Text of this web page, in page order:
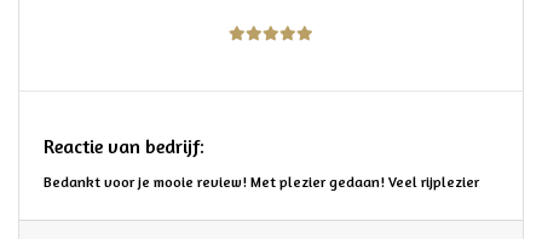
Reactie van bedrijf:
Bedankt voor je mooie review! Met plezier gedaan! Veel rijplezier